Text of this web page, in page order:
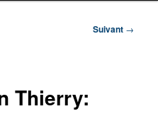
Suivant →
Thierry: